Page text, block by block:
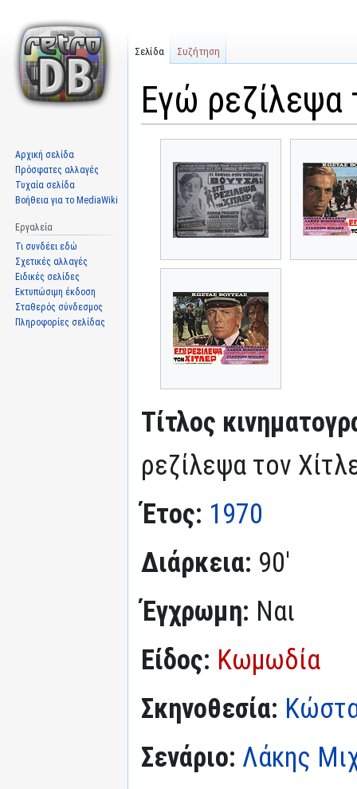
Εγώ ρεζίλεψα
πλοήγηση
αναζήτηση
Τίτλος
ρεζίλεψα τον
Έτος: 1970
Διάρκεια: 90'
Έγχρωμη: Ναι
Είδος: Κωμωδία
Σκηνοθεσία:
Σενάριο: Λάκης
Σελίδα Συζήτηση
Αρχική σελίδα
Πρόσφατες αλλαγές
Τυχαία σελίδα
Βοήθεια για το MediaWiki
Εργαλεία
Τι συνδέει εδώ
Σχετικές αλλαγές
Ειδικές σελίδες
Εκτυπώσιμη έκδοση
Σταθερός σύνδεσμος
Πληροφορίες σελίδας